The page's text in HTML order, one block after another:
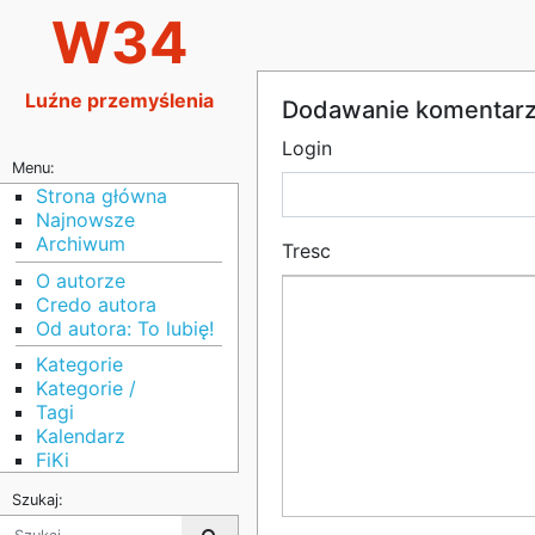
W34
Luźne przemyślenia
Menu:
Strona główna
Najnowsze
Archiwum
O autorze
Credo autora
Od autora: To lubię!
Kategorie
Kategorie /
Tagi
Kalendarz
FiKi
Szukaj:
Dodawanie
Login
Tresc